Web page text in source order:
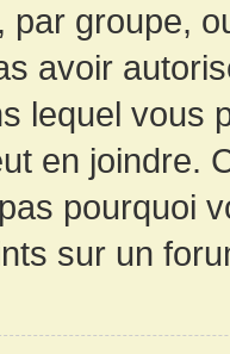
par groupe,
avoir
lequel vous
en joindre.
pourquoi
sur un